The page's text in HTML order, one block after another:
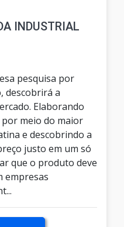
INDUSTRIAL
pesquisa por
descobrirá a
Elaborando
meio do maior
e descobrindo a
justo em um só
que o produto deve
empresas